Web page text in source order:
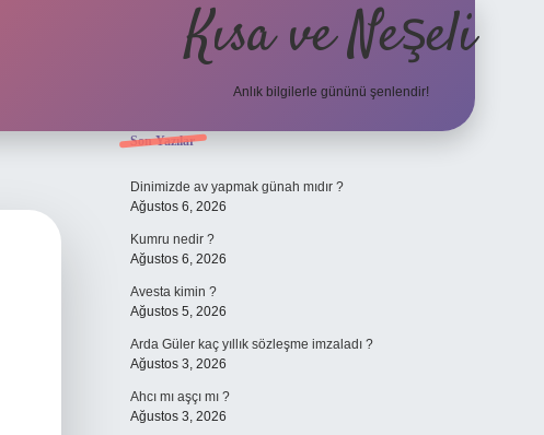
Kısa ve Neşeli
Anlık bilgilerle gününü şenlendir!
Sidebar
Son Yazılar
Dinimizde av yapmak günah mıdır ?
Ağustos 6, 2026
Kumru nedir ?
Ağustos 6, 2026
Avesta kimin ?
Ağustos 5, 2026
Arda Güler kaç yıllık sözleşme imzaladı ?
Ağustos 3, 2026
Ahcı mı aşçı mı ?
Ağustos 3, 2026